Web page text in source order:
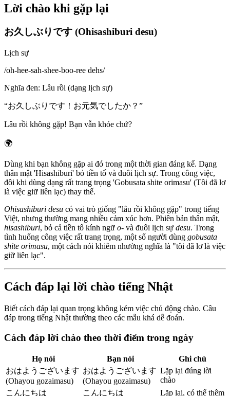
Lời chào khi gặp lại
お久しぶりです (Ohisashiburi desu)
Lịch sự
/oh-hee-sah-shee-boo-ree dehs/
Nghĩa đen: Lâu rồi (dạng lịch sự)
“お久しぶりです！お元気でしたか？ ”
Lâu rồi không gặp! Bạn vẫn khỏe chứ?
🌍
Dùng khi bạn không gặp ai đó trong một thời gian đáng kể. Dạng
thân mật 'Hisashiburi' bỏ tiền tố và đuôi lịch sự. Trong công việc,
đôi khi dùng dạng rất trang trọng 'Gobusata shite orimasu' (Tôi đã lơ
là việc giữ liên lạc) thay thế.
Ohisashiburi desu có vai trò giống "lâu rồi không gặp" trong tiếng
Việt, nhưng thường mang nhiều cảm xúc hơn. Phiên bản thân mật,
hisashiburi, bỏ cả tiền tố kính ngữ o- và đuôi lịch sự desu. Trong
tình huống công việc rất trang trọng, một số người dùng gobusata
shite orimasu, một cách nói khiêm nhường nghĩa là "tôi đã lơ là việc
giữ liên lạc".
Cách đáp lại lời chào tiếng Nhật
Biết cách đáp lại quan trọng không kém việc chủ động chào. Câu
đáp trong tiếng Nhật thường theo các mẫu khá dễ đoán.
Cách đáp lời chào theo thời điểm trong ngày
Họ nói Bạn nói
Ghi chú
おはようございます
(Ohayou gozaimasu)
おはようございます
(Ohayou gozaimasu)
Lặp lại đúng lời
chào
こんにちは
こんにちは
Lặp lại, có thể thêm